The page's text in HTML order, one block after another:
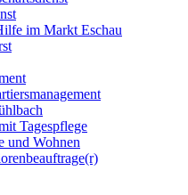
im Markt Eschau
Tagespflege
und Wohnen